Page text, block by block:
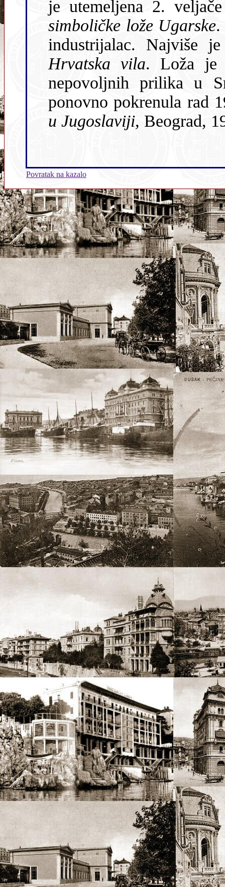
je utemeljena 2.
simboličke lože Ugarske.
industrijalac. Najviše
Hrvatska vila. Loža je jedno vrijeme prestala raditi zbog
nepovoljnih prilika u Srbiji pod
ponovno pokrenula rad
u Jugoslaviji, Beograd,
Povratak na kazalo